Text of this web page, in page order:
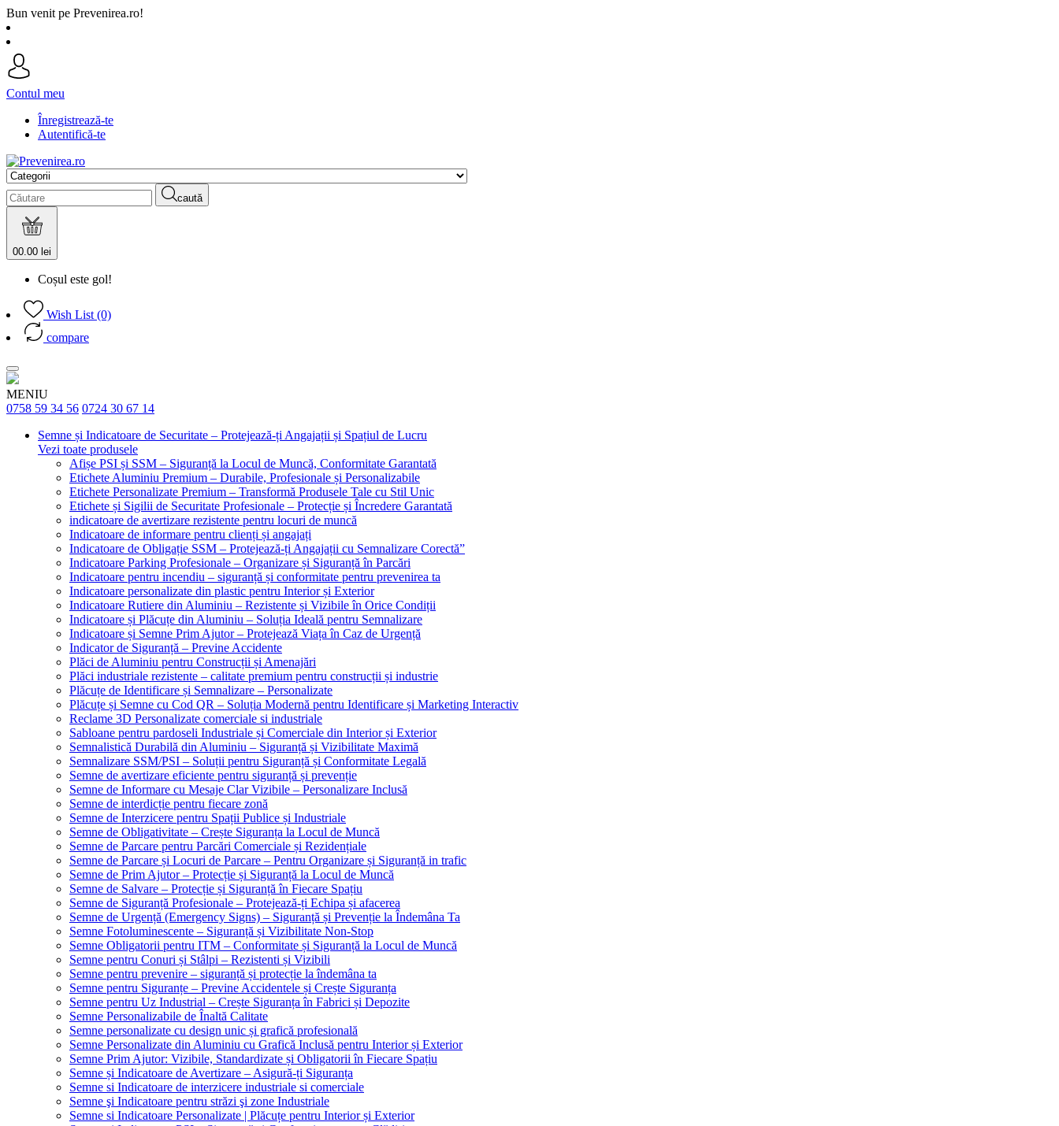
Bun venit pe Prevenirea.ro!
Contul meu
Înregistrează-te
Autentifică-te
caută
00.00 lei
Coșul este gol!
Wish List (0)
compare
MENIU
0758 59 34 56 0724 30 67 14
Semne și Indicatoare de Securitate – Protejează-ți Angajații și Spațiul de Lucru
Vezi toate produsele
Afișe PSI și SSM – Siguranță la Locul de Muncă, Conformitate Garantată
Etichete Aluminiu Premium – Durabile, Profesionale și Personalizabile
Etichete Personalizate Premium – Transformă Produsele Tale cu Stil Unic
Etichete și Sigilii de Securitate Profesionale – Protecție și Încredere Garantată
indicatoare de avertizare rezistente pentru locuri de muncă
Indicatoare de informare pentru clienți și angajați
Indicatoare de Obligație SSM – Protejează-ți Angajații cu Semnalizare Corectă”
Indicatoare Parking Profesionale – Organizare și Siguranță în Parcări
Indicatoare pentru incendiu – siguranță și conformitate pentru prevenirea ta
Indicatoare personalizate din plastic pentru Interior și Exterior
Indicatoare Rutiere din Aluminiu – Rezistente și Vizibile în Orice Condiții
Indicatoare și Plăcuțe din Aluminiu – Soluția Ideală pentru Semnalizare
Indicatoare și Semne Prim Ajutor – Protejează Viața în Caz de Urgență
Indicator de Siguranță – Previne Accidente
Plăci de Aluminiu pentru Construcții și Amenajări
Plăci industriale rezistente – calitate premium pentru construcții și industrie
Plăcuțe de Identificare și Semnalizare – Personalizate
Plăcuțe și Semne cu Cod QR – Soluția Modernă pentru Identificare și Marketing Interactiv
Reclame 3D Personalizate comerciale si industriale
Sabloane pentru pardoseli Industriale și Comerciale din Interior și Exterior
Semnalistică Durabilă din Aluminiu – Siguranță și Vizibilitate Maximă
Semnalizare SSM/PSI – Soluții pentru Siguranță și Conformitate Legală
Semne de avertizare eficiente pentru siguranță și prevenție
Semne de Informare cu Mesaje Clar Vizibile – Personalizare Inclusă
Semne de interdicție pentru fiecare zonă
Semne de Interzicere pentru Spații Publice și Industriale
Semne de Obligativitate – Crește Siguranța la Locul de Muncă
Semne de Parcare pentru Parcări Comerciale și Rezidențiale
Semne de Parcare și Locuri de Parcare – Pentru Organizare și Siguranță in trafic
Semne de Prim Ajutor – Protecție și Siguranță la Locul de Muncă
Semne de Salvare – Protecție și Siguranță în Fiecare Spațiu
Semne de Siguranță Profesionale – Protejează-ți Echipa și afacerea
Semne de Urgență (Emergency Signs) – Siguranță și Prevenție la Îndemâna Ta
Semne Fotoluminescente – Siguranță și Vizibilitate Non-Stop
Semne Obligatorii pentru ITM – Conformitate și Siguranță la Locul de Muncă
Semne pentru Conuri și Stâlpi – Rezistenti și Vizibili
Semne pentru prevenire – siguranță și protecție la îndemâna ta
Semne pentru Siguranțe – Previne Accidentele și Crește Siguranța
Semne pentru Uz Industrial – Crește Siguranța în Fabrici și Depozite
Semne Personalizabile de Înaltă Calitate
Semne personalizate cu design unic și grafică profesională
Semne Personalizate din Aluminiu cu Grafică Inclusă pentru Interior și Exterior
Semne Prim Ajutor: Vizibile, Standardizate și Obligatorii în Fiecare Spațiu
Semne și Indicatoare de Avertizare – Asigură-ți Siguranța
Semne si Indicatoare de interzicere industriale si comerciale
Semne şi Indicatoare pentru străzi şi zone Industriale
Semne si Indicatoare Personalizate | Plăcuțe pentru Interior și Exterior